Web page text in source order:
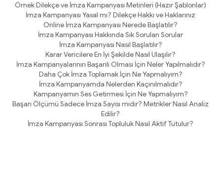
Örnek Dilekçe ve İmza Kampanyası Metinleri (Hazır Şablonlar)
İmza Kampanyası Yasal mı? Dilekçe Hakkı ve Haklarınız
Online İmza Kampanyası Nerede Başlatılır?
İmza Kampanyası Hakkında Sık Sorulan Sorular
İmza Kampanyası Nasıl Başlatılır?
Karar Vericilere En İyi Şekilde Nasıl Ulaşılır?
İmza Kampanyalarının Başarılı Olması İçin Neler Yapılmalıdır?
Daha Çok İmza Toplamak İçin Ne Yapmalıyım?
İmza Kampanyamda Nelerden Kaçınılmalıdır?
Kampanyamın Ses Getirmesi İçin Ne Yapmalıyım?
Başarı Ölçümü Sadece İmza Sayısı mıdır? Metrikler Nasıl Analiz
Edilir?
İmza Kampanyası Sonrası Topluluk Nasıl Aktif Tutulur?